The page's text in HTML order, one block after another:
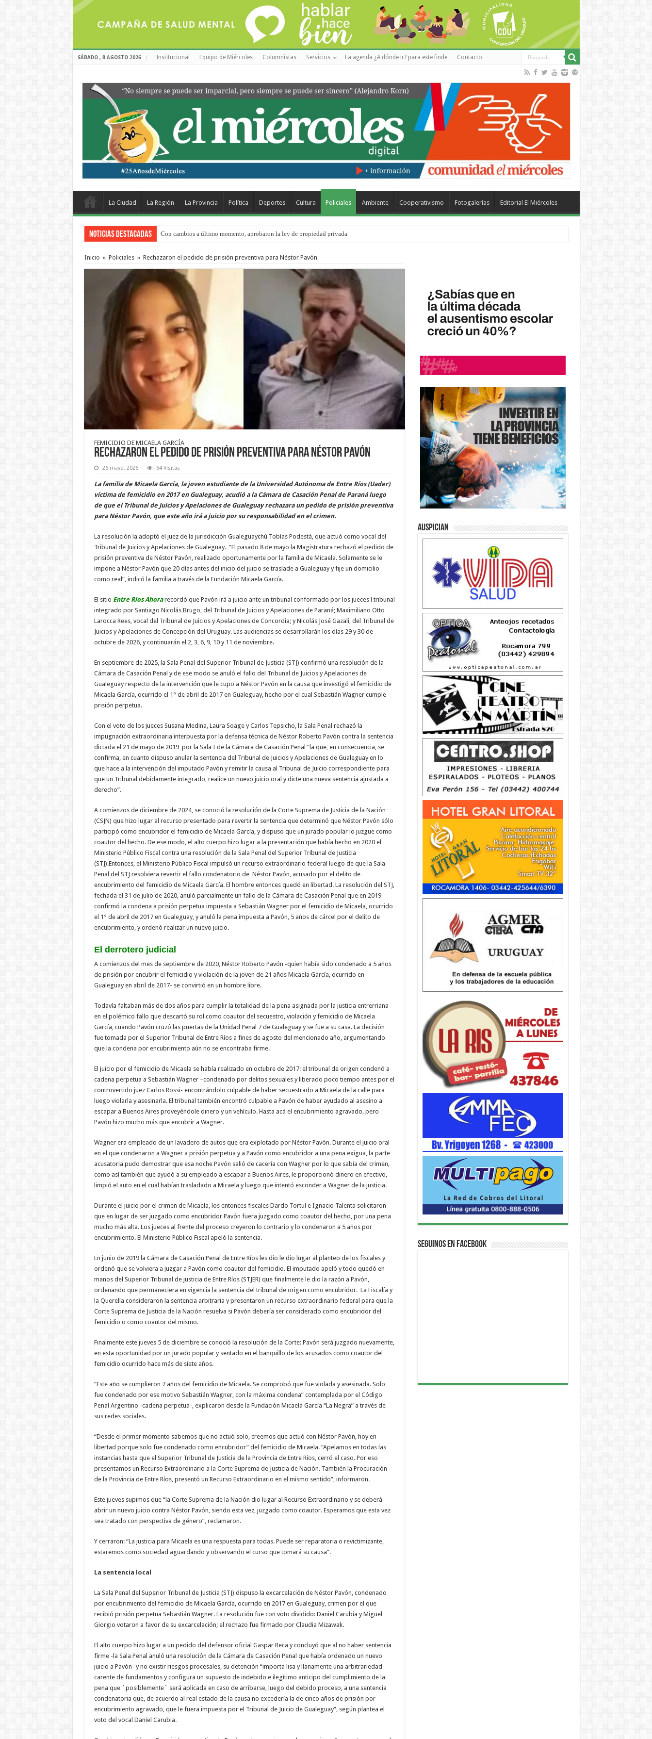
SÁBADO , 8 AGOSTO 2026 Institucional Equipo de Miércoles Columnistas Servicios La agenda ¿A dónde ir? para este finde Contacto
La Ciudad La Región La Provincia Política Deportes Cultura Policiales Ambiente Cooperativismo Fotogalerías Editorial El Miércoles
Noticias Destacadas Con cambios a último momento, aprobaron la ley de propiedad privada
Inicio » Policiales » Rechazaron el pedido de prisión preventiva para Néstor Pavón
FEMICIDIO DE MICAELA GARCÍA
Rechazaron el pedido de prisión preventiva para Néstor Pavón
26 mayo, 2026 64 Visitas
La familia de Micaela García, la joven estudiante de la Universidad Autónoma de Entre Ríos (Uader)
víctima de femicidio en 2017 en Gualeguay, acudió a la Cámara de Casación Penal de Paraná luego
de que el Tribunal de Juicios y Apelaciones de Gualeguay rechazara un pedido de prisión preventiva
para Néstor Pavón, que este año irá a juicio por su responsabilidad en el crimen.
La resolución la adoptó el juez de la jurisdicción Gualeguaychú Tobías Podestá, que actuó como vocal del
Tribunal de Juicios y Apelaciones de Gualeguay. “El pasado 8 de mayo la Magistratura rechazó el pedido de
prisión preventiva de Néstor Pavón, realizado oportunamente por la familia de Micaela. Solamente se le
impone a Néstor Pavón que 20 días antes del inicio del juicio se traslade a Gualeguay y fije un domicilio
como real”, indicó la familia a través de la Fundación Micaela García.
El sitio Entre Ríos Ahora recordó que Pavón irá a juicio ante un tribunal conformado por los jueces l tribunal
integrado por Santiago Nicolás Brugo, del Tribunal de Juicios y Apelaciones de Paraná; Maximiliano Otto
Larocca Rees, vocal del Tribunal de Juicios y Apelaciones de Concordia; y Nicolás José Gazali, del Tribunal de
Juicios y Apelaciones de Concepción del Uruguay. Las audiencias se desarrollarán los días 29 y 30 de
octubre de 2026, y continuarán el 2, 3, 6, 9, 10 y 11 de noviembre.
En septiembre de 2025, la Sala Penal del Superior Tribunal de Justicia (STJ) confirmó una resolución de la
Cámara de Casación Penal y de ese modo se anuló el fallo del Tribunal de Juicios y Apelaciones de
Gualeguay respecto de la intervención que le cupo a Néstor Pavón en la causa que investigó el femicidio de
Micaela García, ocurrido el 1° de abril de 2017 en Gualeguay, hecho por el cual Sebastián Wagner cumple
prisión perpetua.
Con el voto de los jueces Susana Medina, Laura Soage y Carlos Tepsicho, la Sala Penal rechazó la
impugnación extraordinaria interpuesta por la defensa técnica de Néstor Roberto Pavón contra la sentencia
dictada el 21 de mayo de 2019 por la Sala I de la Cámara de Casación Penal “la que, en consecuencia, se
confirma, en cuanto dispuso anular la sentencia del Tribunal de Juicios y Apelaciones de Gualeguay en lo
que hace a la intervención del imputado Pavón y remitir la causa al Tribunal de Juicio correspondiente para
que un Tribunal debidamente integrado, realice un nuevo juicio oral y dicte una nueva sentencia ajustada a
derecho”.
A comienzos de diciembre de 2024, se conoció la resolución de la Corte Suprema de Justicia de la Nación
(CSJN) que hizo lugar al recurso presentado para revertir la sentencia que determinó que Néstor Pavón sólo
participó como encubridor el femicidio de Micaela García, y dispuso que un jurado popular lo juzgue como
coautor del hecho. De ese modo, el alto cuerpo hizo lugar a la presentación que había hecho en 2020 el
Ministerio Público Fiscal contra una resolución de la Sala Penal del Superior Tribunal de Justicia
(STJ).Entonces, el Ministerio Público Fiscal impulsó un recurso extraordinario federal luego de que la Sala
Penal del STJ resolviera revertir el fallo condenatorio de Néstor Pavón, acusado por el delito de
encubrimiento del femicidio de Micaela García. El hombre entonces quedó en libertad. La resolución del STJ,
fechada el 31 de julio de 2020, anuló parcialmente un fallo de la Cámara de Casación Penal que en 2019
confirmó la condena a prisión perpetua impuesta a Sebastián Wagner por el femicidio de Micaela, ocurrido
el 1° de abril de 2017 en Gualeguay, y anuló la pena impuesta a Pavón, 5 años de cárcel por el delito de
encubrimiento, y ordenó realizar un nuevo juicio.
El derrotero judicial
A comienzos del mes de septiembre de 2020, Néstor Roberto Pavón -quien había sido condenado a 5 años
de prisión por encubrir el femicidio y violación de la joven de 21 años Micaela García, ocurrido en
Gualeguay en abril de 2017- se convirtió en un hombre libre.
Todavía faltaban más de dos años para cumplir la totalidad de la pena asignada por la justicia entrerriana
en el polémico fallo que descartó su rol como coautor del secuestro, violación y femicidio de Micaela
García, cuando Pavón cruzó las puertas de la Unidad Penal 7 de Gualeguay y se fue a su casa. La decisión
fue tomada por el Superior Tribunal de Entre Ríos a fines de agosto del mencionado año, argumentando
que la condena por encubrimiento aún no se encontraba firme.
El juicio por el femicidio de Micaela se había realizado en octubre de 2017: el tribunal de origen condenó a
cadena perpetua a Sebastián Wagner –condenado por delitos sexuales y liberado poco tiempo antes por el
controvertido juez Carlos Rossi- encontrándolo culpable de haber secuestrado a Micaela de la calle para
luego violarla y asesinarla. El tribunal también encontró culpable a Pavón de haber ayudado al asesino a
escapar a Buenos Aires proveyéndole dinero y un vehículo. Hasta acá el encubrimiento agravado, pero
Pavón hizo mucho más que encubrir a Wagner.
Wagner era empleado de un lavadero de autos que era explotado por Néstor Pavón. Durante el juicio oral
en el que condenaron a Wagner a prisión perpetua y a Pavón como encubridor a una pena exigua, la parte
acusatoria pudo demostrar que esa noche Pavón salió de cacería con Wagner por lo que sabía del crimen,
como así también que ayudó a su empleado a escapar a Buenos Aires, le proporcionó dinero en efectivo,
limpió el auto en el cual habían trasladado a Micaela y luego que intentó esconder a Wagner de la justicia.
Durante el juicio por el crimen de Micaela, los entonces fiscales Dardo Tortul e Ignacio Talenta solicitaron
que en lugar de ser juzgado como encubridor Pavón fuera juzgado como coautor del hecho, por una pena
mucho más alta. Los jueces al frente del proceso creyeron lo contrario y lo condenaron a 5 años por
encubrimiento. El Ministerio Público Fiscal apeló la sentencia.
En junio de 2019 la Cámara de Casación Penal de Entre Ríos les dio le dio lugar al planteo de los fiscales y
ordenó que se volviera a juzgar a Pavón como coautor del femicidio. El imputado apeló y todo quedó en
manos del Superior Tribunal de justicia de Entre Ríos (STJER) que finalmente le dio la razón a Pavón,
ordenando que permaneciera en vigencia la sentencia del tribunal de origen como encubridor. La Fiscalía y
la Querella consideraron la sentencia arbitraria y presentaron un recurso extraordinario federal para que la
Corte Suprema de Justicia de la Nación resuelva si Pavón debería ser considerado como encubridor del
femicidio o como coautor del mismo.
Finalmente este jueves 5 de diciembre se conoció la resolución de la Corte: Pavón será juzgado nuevamente,
en esta oportunidad por un jurado popular y sentado en el banquillo de los acusados como coautor del
femicidio ocurrido hace más de siete años.
“Este año se cumplieron 7 años del femicidio de Micaela. Se comprobó que fue violada y asesinada. Solo
fue condenado por ese motivo Sebastián Wagner, con la máxima condena” contemplada por el Código
Penal Argentino -cadena perpetua-, explicaron desde la Fundación Micaela García “La Negra” a través de
sus redes sociales.
“Desde el primer momento sabemos que no actuó solo, creemos que actuó con Néstor Pavón, hoy en
libertad porque solo fue condenado como encubridor” del femicidio de Micaela. “Apelamos en todas las
instancias hasta que el Superior Tribunal de Justicia de la Provincia de Entre Ríos, cerró el caso. Por eso
presentamos un Recurso Extraordinario a la Corte Suprema de Justicia de Nación. También la Procuración
de la Provincia de Entre Ríos, presentó un Recurso Extraordinario en el mismo sentido”, informaron.
Este jueves supimos que “la Corte Suprema de la Nación dio lugar al Recurso Extraordinario y se deberá
abrir un nuevo juicio contra Néstor Pavón, siendo esta vez, juzgado como coautor. Esperamos que esta vez
sea tratado con perspectiva de género”, reclamaron.
Y cerraron: “La justicia para Micaela es una respuesta para todas. Puede ser reparatoria o revictimizante,
estaremos como sociedad aguardando y observando el curso que tomará su causa”.
La sentencia local
La Sala Penal del Superior Tribunal de Justicia (STJ) dispuso la excarcelación de Néstor Pavón, condenado
por encubrimiento del femicidio de Micaela García, ocurrido en 2017 en Gualeguay, crimen por el que
recibió prisión perpetua Sebastián Wagner. La resolución fue con voto dividido: Daniel Carubia y Miguel
Giorgio votaron a favor de su excarcelación; el rechazo fue firmado por Claudia Mizawak.
El alto cuerpo hizo lugar a un pedido del defensor oficial Gaspar Reca y concluyó que al no haber sentencia
firme -la Sala Penal anuló una resolución de la Cámara de Casación Penal que había ordenado un nuevo
juicio a Pavón- y no existir riesgos procesales, su detención “importa lisa y llanamente una arbitrariedad
carente de fundamentos y configura un supuesto de indebido e ilegítimo anticipo del cumplimiento de la
pena que ´posiblemente´ será aplicada en caso de arribarse, luego del debido proceso, a una sentencia
condenatoria que, de acuerdo al real estado de la causa no excedería la de cinco años de prisión por
encubrimiento agravado, que le fuera impuesta por el Tribunal de Juicio de Gualeguay”, según plantea el
voto del vocal Daniel Carubia.
Auspician
Seguinos en Facebook